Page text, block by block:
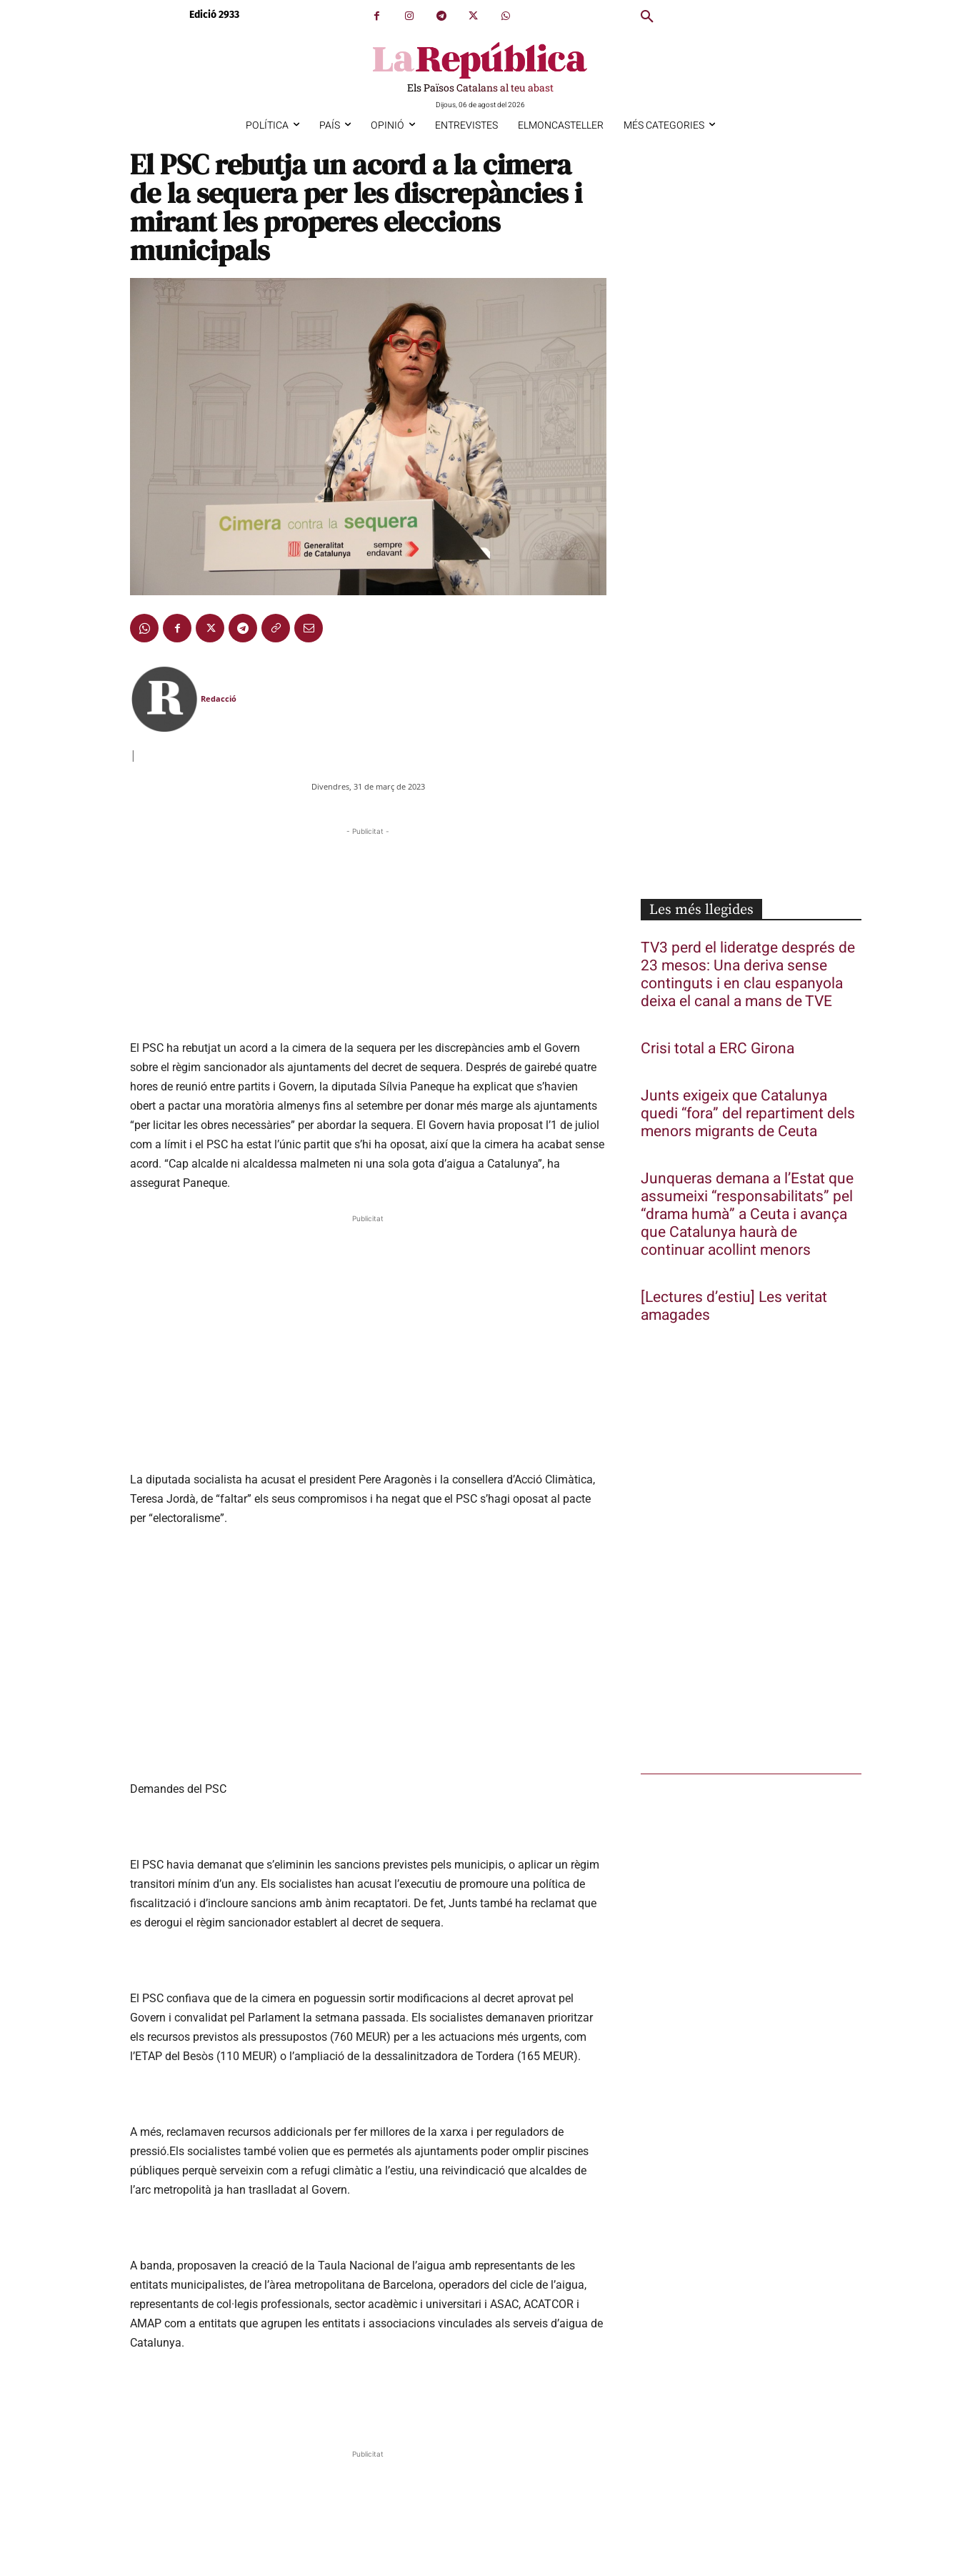
Edició 2933
Els Països Catalans al teu abast
Dijous, 06 de agost del 2026
POLÍTICA PAÍS OPINIÓ ENTREVISTES ELMONCASTELLER MÉS CATEGORIES
El PSC rebutja un acord a la cimera
de la sequera per les discrepàncies i
mirant les properes eleccions
municipals
Redacció
|
Divendres, 31 de març de 2023
- Publicitat -
El PSC ha rebutjat un acord a la cimera de la sequera per les discrepàncies amb el Govern
sobre el règim sancionador als ajuntaments del decret de sequera. Després de gairebé quatre
hores de reunió entre partits i Govern, la diputada Sílvia Paneque ha explicat que s’havien
obert a pactar una moratòria almenys fins al setembre per donar més marge als ajuntaments
“per licitar les obres necessàries” per abordar la sequera. El Govern havia proposat l’1 de juliol
com a límit i el PSC ha estat l’únic partit que s’hi ha oposat, així que la cimera ha acabat sense
acord. “Cap alcalde ni alcaldessa malmeten ni una sola gota d’aigua a Catalunya”, ha
assegurat Paneque.
Publicitat
La diputada socialista ha acusat el president Pere Aragonès i la consellera d’Acció Climàtica,
Teresa Jordà, de “faltar” els seus compromisos i ha negat que el PSC s’hagi oposat al pacte
per “electoralisme”.
Demandes del PSC
El PSC havia demanat que s’eliminin les sancions previstes pels municipis, o aplicar un règim
transitori mínim d’un any. Els socialistes han acusat l’executiu de promoure una política de
fiscalització i d’incloure sancions amb ànim recaptatori. De fet, Junts també ha reclamat que
es derogui el règim sancionador establert al decret de sequera.
El PSC confiava que de la cimera en poguessin sortir modificacions al decret aprovat pel
Govern i convalidat pel Parlament la setmana passada. Els socialistes demanaven prioritzar
els recursos previstos als pressupostos (760 MEUR) per a les actuacions més urgents, com
l’ETAP del Besòs (110 MEUR) o l’ampliació de la dessalinitzadora de Tordera (165 MEUR).
A més, reclamaven recursos addicionals per fer millores de la xarxa i per reguladors de
pressió.Els socialistes també volien que es permetés als ajuntaments poder omplir piscines
públiques perquè serveixin com a refugi climàtic a l’estiu, una reivindicació que alcaldes de
l’arc metropolità ja han traslladat al Govern.
A banda, proposaven la creació de la Taula Nacional de l’aigua amb representants de les
entitats municipalistes, de l’àrea metropolitana de Barcelona, operadors del cicle de l’aigua,
representants de col·legis professionals, sector acadèmic i universitari i ASAC, ACATCOR i
AMAP com a entitats que agrupen les entitats i associacions vinculades als serveis d’aigua de
Catalunya.
Publicitat
Les més llegides
TV3 perd el lideratge després de
23 mesos: Una deriva sense
continguts i en clau espanyola
deixa el canal a mans de TVE
Crisi total a ERC Girona
Junts exigeix que Catalunya
quedi “fora” del repartiment dels
menors migrants de Ceuta
Junqueras demana a l’Estat que
assumeixi “responsabilitats” pel
“drama humà” a Ceuta i avança
que Catalunya haurà de
continuar acollint menors
[Lectures d’estiu] Les veritat
amagades